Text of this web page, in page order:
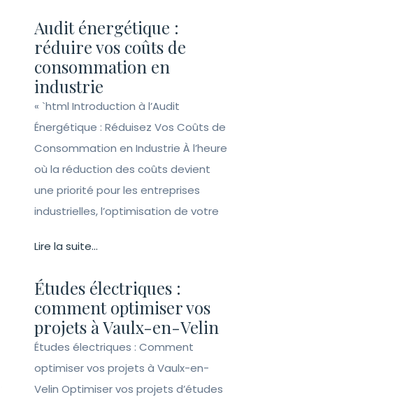
Audit énergétique :
réduire vos coûts de
consommation en
industrie
« `html Introduction à l’Audit
Énergétique : Réduisez Vos Coûts de
Consommation en Industrie À l’heure
où la réduction des coûts devient
une priorité pour les entreprises
industrielles, l’optimisation de votre
Lire la suite...
Études électriques :
comment optimiser vos
projets à Vaulx-en-Velin
Études électriques : Comment
optimiser vos projets à Vaulx-en-
Velin Optimiser vos projets d’études